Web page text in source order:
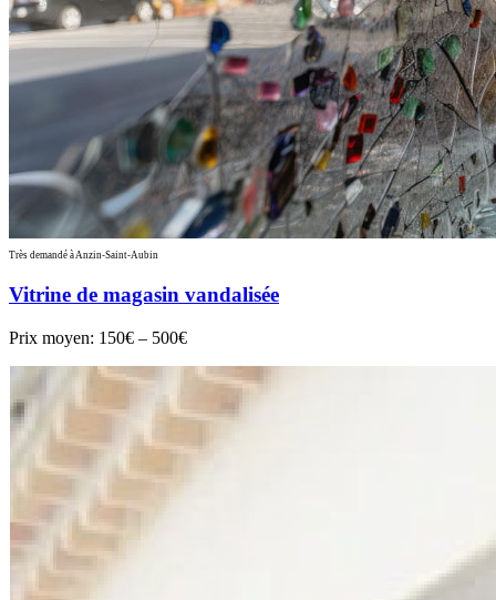
Très demandé à Anzin-Saint-Aubin
Vitrine de magasin vandalisée
Prix moyen: 150€ – 500€